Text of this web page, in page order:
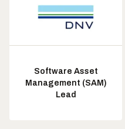
Software Asset
Management (SAM)
Lead